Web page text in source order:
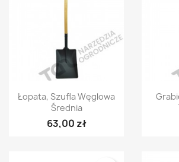
Szybki podgląd
Łopata, Szufla Węglowa
Średnia
63,00 zł
